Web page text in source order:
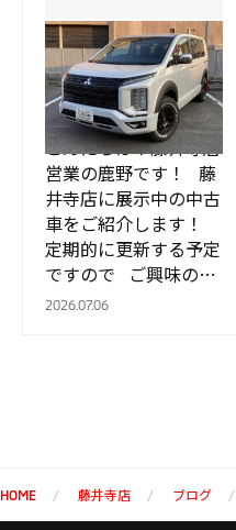
☆★オススメ中古車情
報★☆
藤井寺店
こんにちは！藤井寺店
営業の鹿野です！ 藤
井寺店に展示中の中古
車をご紹介します！
定期的に更新する予定
ですので ご興味のあ
る車両がございました
2026.07.06
HOME 藤井寺店 ブログ